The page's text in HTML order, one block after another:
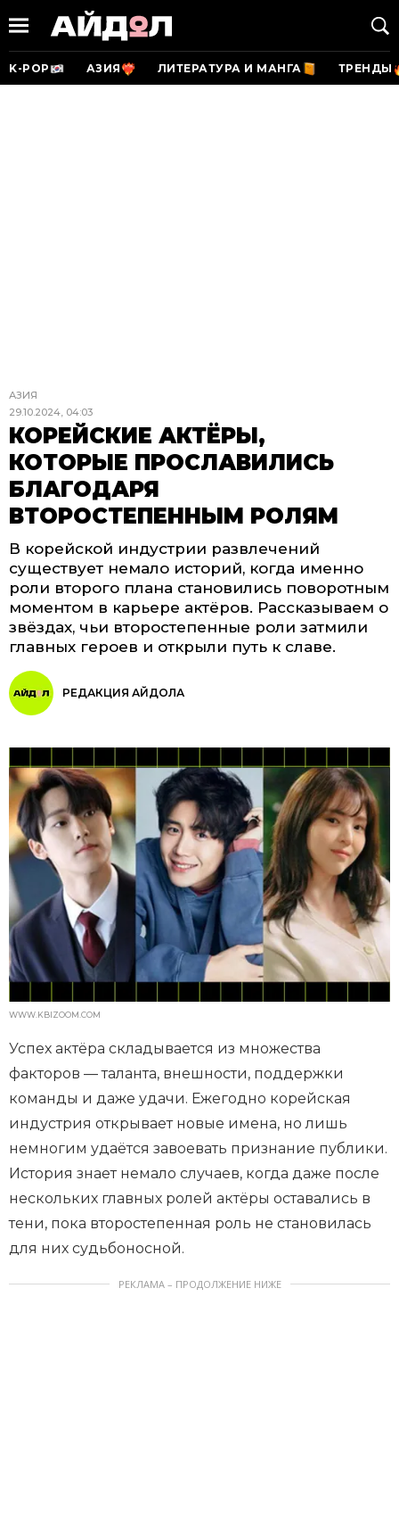
K-POP АЗИЯ ЛИТЕРАТУРА И МАНГА ТРЕНДЫ
АЗИЯ
29.10.2024, 04:03
КОРЕЙСКИЕ АКТЁРЫ,
КОТОРЫЕ ПРОСЛАВИЛИСЬ
БЛАГОДАРЯ
ВТОРОСТЕПЕННЫМ РОЛЯМ
В корейской индустрии развлечений
существует немало историй, когда именно
роли второго плана становились поворотным
моментом в карьере актёров. Рассказываем о
звёздах, чьи второстепенные роли затмили
главных героев и открыли путь к славе.
РЕДАКЦИЯ АЙДОЛА
WWW.KBIZOOM.COM
Успех актёра складывается из множества
факторов — таланта, внешности, поддержки
команды и даже удачи. Ежегодно корейская
индустрия открывает новые имена, но лишь
немногим удаётся завоевать признание публики.
История знает немало случаев, когда даже после
нескольких главных ролей актёры оставались в
тени, пока второстепенная роль не становилась
для них судьбоносной.
РЕКЛАМА – ПРОДОЛЖЕНИЕ НИЖЕ